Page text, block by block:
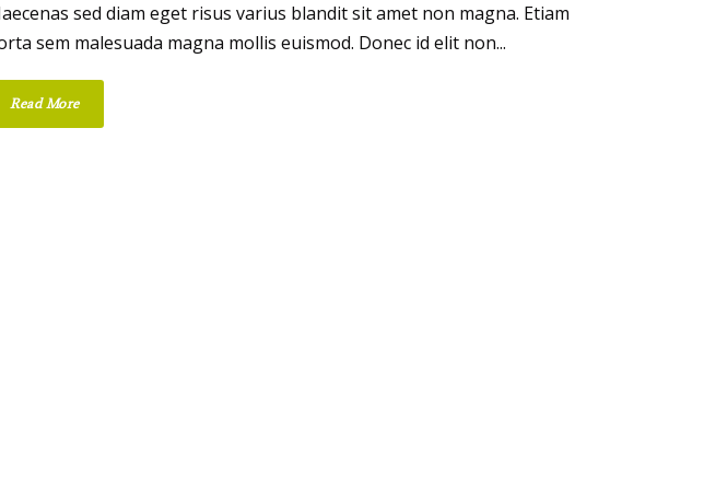
sed diam eget risus varius blandit sit amet non magna. Etiam
sem malesuada magna mollis euismod. Donec id elit non...
Read More